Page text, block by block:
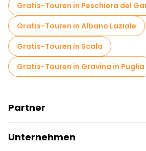
Gratis-Touren in Peschiera del
Gratis-Touren in Albano Laziale
Gratis-Touren in Scala
Gratis-Touren in Gravina in Puglia
Partner
Anbieter-Anmeldung
Unternehmen